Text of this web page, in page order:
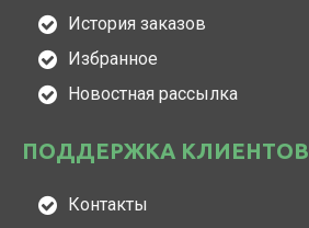
История заказов
Избранное
Новостная рассылка
ПОДДЕРЖКА КЛИЕНТОВ
Контакты